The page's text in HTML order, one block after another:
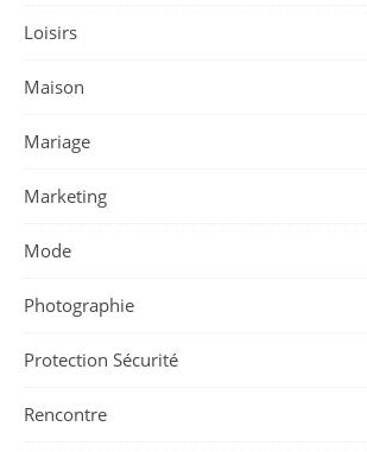
Loisirs
Maison
Mariage
Marketing
Mode
Photographie
Protection Sécurité
Rencontre